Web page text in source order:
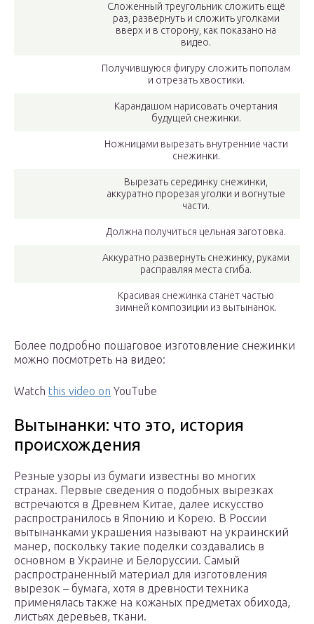
Сложенный треугольник сложить ещё
раз, развернуть и сложить уголками
вверх и в сторону, как показано на
видео.
Получившуюся фигуру сложить пополам
и отрезать хвостики.
Карандашом нарисовать очертания
будущей снежинки.
Ножницами вырезать внутренние части
снежинки.
Вырезать серединку снежинки,
аккуратно прорезая уголки и вогнутые
части.
Должна получиться цельная заготовка.
Аккуратно развернуть снежинку, руками
расправляя места сгиба.
Красивая снежинка станет частью
зимней композиции из вытынанок.
Более подробно пошаговое изготовление снежинки
можно посмотреть на видео:
Watch this video on YouTube
Вытынанки: что это, история
происхождения
Резные узоры из бумаги известны во многих
странах. Первые сведения о подобных вырезках
встречаются в Древнем Китае, далее искусство
распространилось в Японию и Корею. В России
вытынанками украшения называют на украинский
манер, поскольку такие поделки создавались в
основном в Украине и Белоруссии. Самый
распространенный материал для изготовления
вырезок – бумага, хотя в древности техника
применялась также на кожаных предметах обихода,
листьях деревьев, ткани.